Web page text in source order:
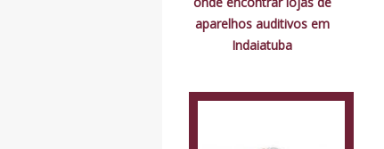
aparelhos auditivos em
Indaiatuba